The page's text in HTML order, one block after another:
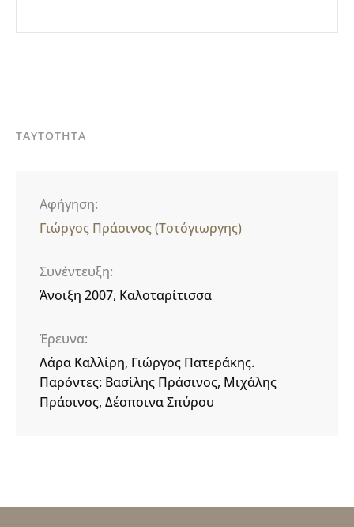
ΤΑΥΤΟΤΗΤΑ
Αφήγηση
Γιώργος Πράσινος (Τοτόγιωργης)
Συνέντευξη
Άνοιξη 2007, Καλοταρίτισσα
Έρευνα
Λάρα Καλλίρη, Γιώργος Πατεράκης.
Παρόντες: Βασίλης Πράσινος, Μιχάλης
Πράσινος, Δέσποινα Σπύρου